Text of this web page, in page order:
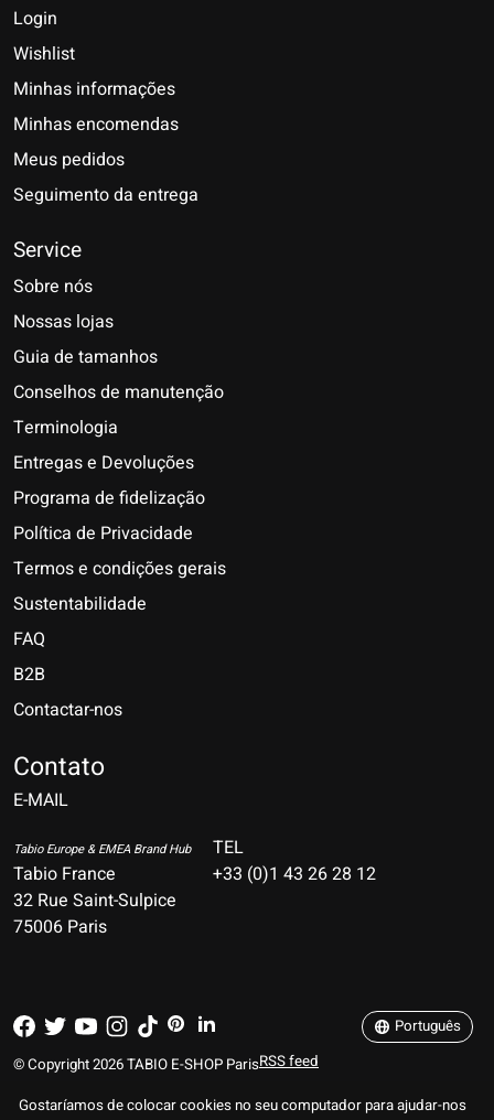
Login
Wishlist
Minhas informações
Minhas encomendas
Meus pedidos
Seguimento da entrega
Service
Sobre nós
Nossas lojas
Guia de tamanhos
Conselhos de manutenção
Terminologia
Entregas e Devoluções
Programa de fidelização
Política de Privacidade
Termos e condições gerais
Sustentabilidade
FAQ
B2B
Contactar-nos
Contato
E-MAIL
Tabio Europe & EMEA Brand Hub
Tabio France
32 Rue Saint-Sulpice
75006 Paris
TEL
+33 (0)1 43 26 28 12
© Copyright 2026 TABIO E-SHOP ParisRSS feed
Português
Gostaríamos de colocar cookies no seu computador para ajudar-nos